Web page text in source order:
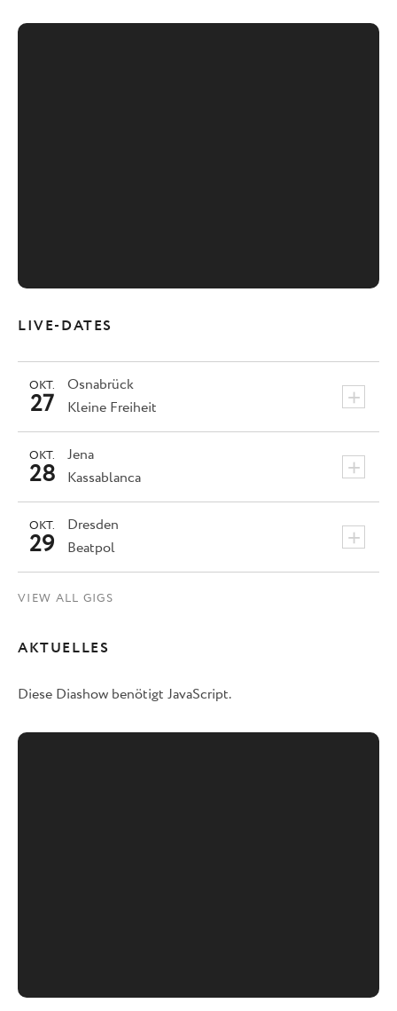
LIVE-DATES
Osnabrück +
OKT.
27 Kleine Freiheit
Jena +
OKT.
28 Kassablanca
Dresden +
OKT.
29 Beatpol
VIEW ALL GIGS
AKTUELLES
Diese Diashow benötigt JavaScript.